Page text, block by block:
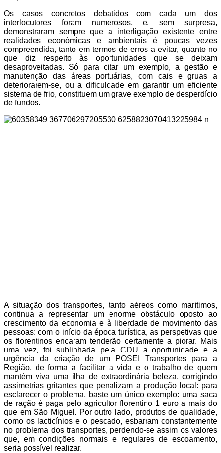
Os casos concretos debatidos com cada um dos
interlocutores foram numerosos, e, sem surpresa,
demonstraram sempre que a interligação existente entre
realidades económicas e ambientais é poucas vezes
compreendida, tanto em termos de erros a evitar, quanto no
que diz respeito às oportunidades que se deixam
desaproveitadas. Só para citar um exemplo, a gestão e
manutenção das áreas portuárias, com cais e gruas a
deteriorarem-se, ou a dificuldade em garantir um eficiente
sistema de frio, constituem um grave exemplo de desperdício
de fundos.
A situação dos transportes, tanto aéreos como marítimos,
continua a representar um enorme obstáculo oposto ao
crescimento da economia e à liberdade de movimento das
pessoas: com o início da época turística, as perspetivas que
os florentinos encaram tenderão certamente a piorar. Mais
uma vez, foi sublinhada pela CDU a oportunidade e a
urgência da criação de um POSEI Transportes para a
Região, de forma a facilitar a vida e o trabalho de quem
mantém viva uma ilha de extraordinária beleza, corrigindo
assimetrias gritantes que penalizam a produção local: para
esclarecer o problema, baste um único exemplo: uma saca
de ração é paga pelo agricultor florentino 1 euro a mais do
que em São Miguel. Por outro lado, produtos de qualidade,
como os lacticínios e o pescado, esbarram constantemente
no problema dos transportes, perdendo-se assim os valores
que, em condições normais e regulares de escoamento,
seria possível realizar.